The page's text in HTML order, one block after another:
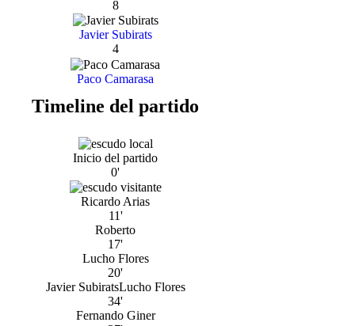
8
Javier Subirats
4
Paco Camarasa
Timeline del partido
Inicio del partido
0'
Ricardo Arias
11'
Roberto
17'
Lucho Flores
20'
Javier SubiratsLucho Flores
34'
Fernando Giner